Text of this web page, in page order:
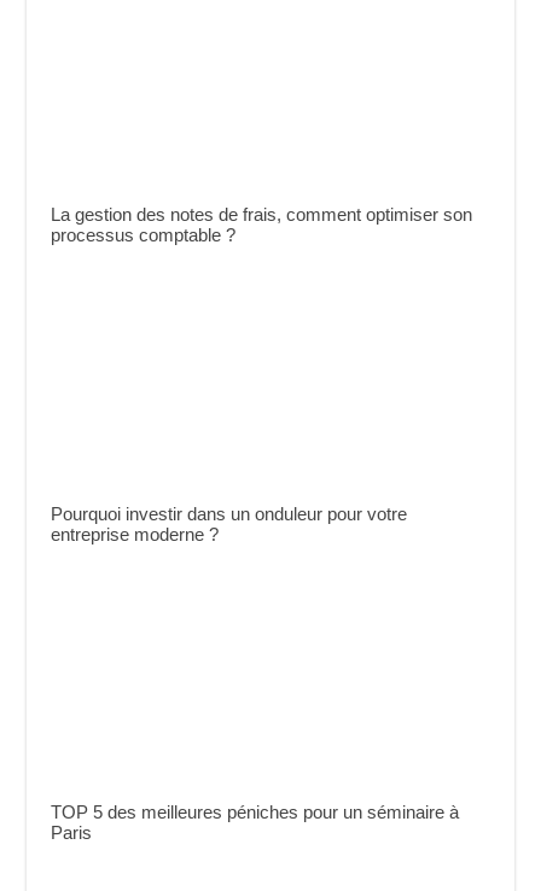
La gestion des notes de frais, comment optimiser son
processus comptable ?
Pourquoi investir dans un onduleur pour votre
entreprise moderne ?
TOP 5 des meilleures péniches pour un séminaire à
Paris